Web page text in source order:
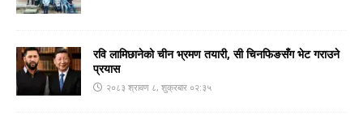
रवि लामिछानेको चीन भ्रमण तयारी, सी चिनफिङसँग भेट गराउने
प्रयास
२०८३ श्रावण ८, शुक्रबार ०२:३५